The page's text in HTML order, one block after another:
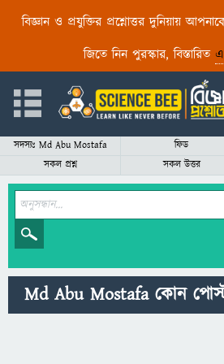
বিজ্ঞান ও প্রযুক্তির প্রশ্নোত্তর দুনিয়ায়
জিতে নিন পুরস্কার, বিস্তারিত
সদস্যঃ Md Abu Mostafa ফিড
সকল প্রশ্ন
সকল উত্তর
Md Abu Mostafa কোন